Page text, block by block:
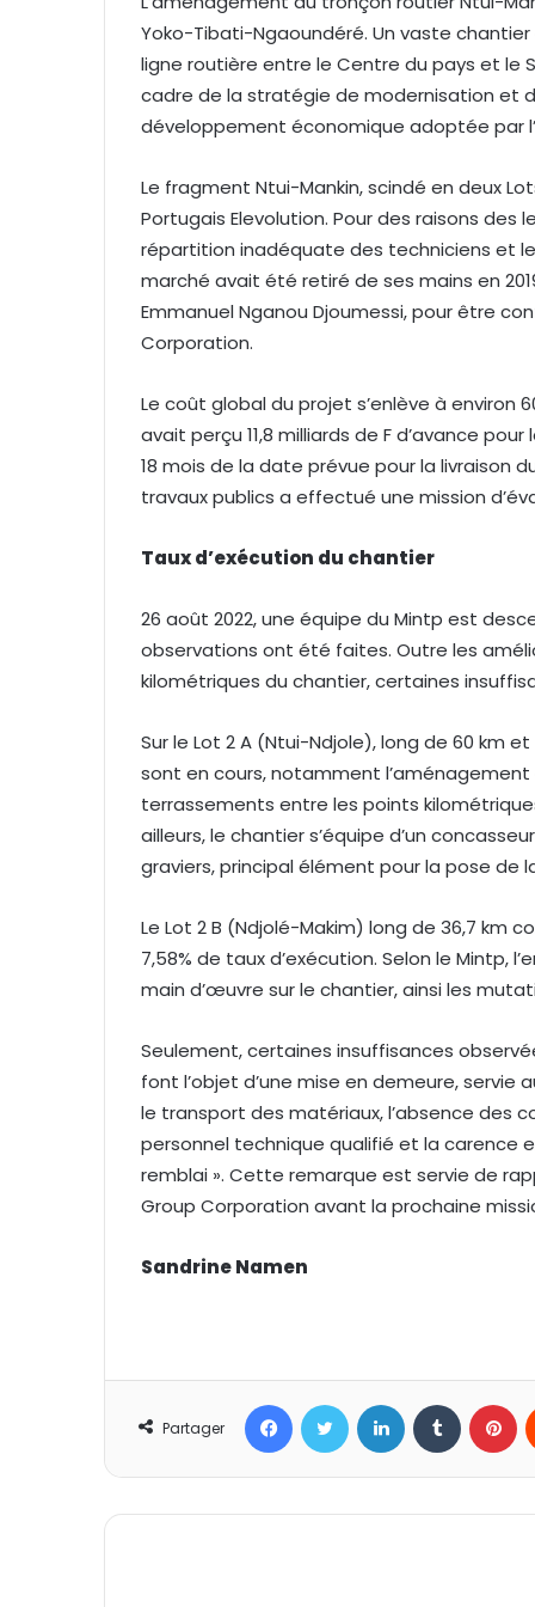
Yoko-Tibati-Ngaoundéré. Un vaste
ligne routière entre le Centre du pays et le
cadre de la stratégie de modernisation et
développement économique adoptée par
Le fragment Ntui-Mankin, scindé en deux
Portugais Elevolution. Pour des raisons des
répartition inadéquate des techniciens et
marché avait été retiré de ses mains en
Emmanuel Nganou Djoumessi, pour être
Corporation.
Le coût global du projet s’enlève à environ
avait perçu 11,8 milliards de F d’avance
18 mois de la date prévue pour la livraison
travaux publics a effectué une mission
Taux d’exécution du chantier
26 août 2022, une équipe du Mintp est
observations ont été faites. Outre les
kilométriques du chantier, certaines
Sur le Lot 2 A (Ntui-Ndjole), long de 60 km
sont en cours, notamment
terrassements entre les points
ailleurs, le chantier s’équipe d’un
graviers, principal élément pour la pose de
Le Lot 2 B (Ndjolé-Makim) long de 36,7 km
7,58% de taux d’exécution. Selon le Mintp,
main d’œuvre sur le chantier, ainsi les
Seulement, certaines insuffisances
font l’objet d’une mise en demeure, servie
le transport des matériaux, l’absence des
personnel technique qualifié et la carence
remblai ». Cette remarque est servie de
Group Corporation avant la prochaine
Sandrine Namen
Partager